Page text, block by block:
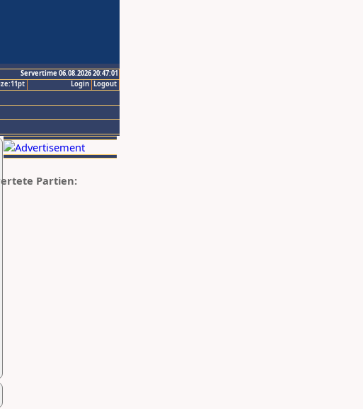
Servertime 06.08.2026 20:47:01
Logout
Login
Partien: